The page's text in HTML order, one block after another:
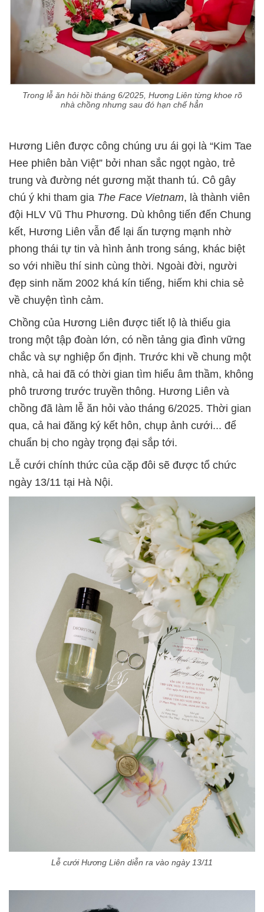
Trong lễ ăn hỏi hồi tháng 6/2025, Hương Liên từng khoe rõ
nhà chồng nhưng sau đó hạn chế hẳn
Hương Liên được công chúng ưu ái gọi là “Kim Tae
Hee phiên bản Việt” bởi nhan sắc ngọt ngào, trẻ
trung và đường nét gương mặt thanh tú. Cô gây
chú ý khi tham gia The Face Vietnam, là thành viên
đội HLV Vũ Thu Phương. Dù không tiến đến Chung
kết, Hương Liên vẫn để lại ấn tượng mạnh nhờ
phong thái tự tin và hình ảnh trong sáng, khác biệt
so với nhiều thí sinh cùng thời. Ngoài đời, người
đẹp sinh năm 2002 khá kín tiếng, hiếm khi chia sẻ
về chuyện tình cảm.
Chồng của Hương Liên được tiết lộ là thiếu gia
trong một tập đoàn lớn, có nền tảng gia đình vững
chắc và sự nghiệp ổn định. Trước khi về chung một
nhà, cả hai đã có thời gian tìm hiểu âm thầm, không
phô trương trước truyền thông. Hương Liên và
chồng đã làm lễ ăn hỏi vào tháng 6/2025. Thời gian
qua, cả hai đăng ký kết hôn, chụp ảnh cưới... để
chuẩn bị cho ngày trọng đại sắp tới.
Lễ cưới chính thức của cặp đôi sẽ được tổ chức
ngày 13/11 tại Hà Nội.
Lễ cưới Hương Liên diễn ra vào ngày 13/11